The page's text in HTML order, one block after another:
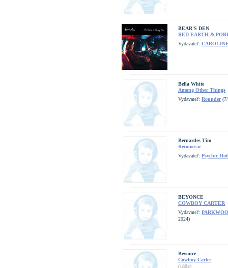
BEAR'S DEN
RED EARTH &
Vydavateľ:
Bella White
Among Other Things
Vydavateľ: Rounder(7/
Bernardes Tim
Recomecar
Vydavateľ: Psychic
BEYONCE
COWBOY CARTER
Vydavateľ:
2024)
Beyonce
Cowboy Carter
(180g)